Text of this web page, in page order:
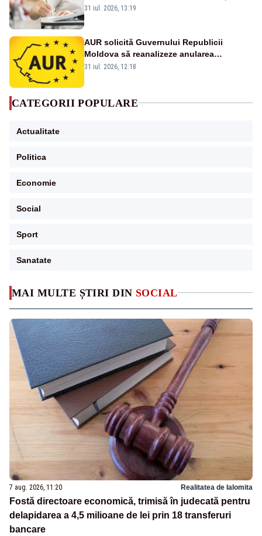
MAI MULTE ȘTIRI DIN SOCIAL
7 aug. 2026, 11:20 Realitatea de Ialomita
Fostă directoare economică, trimisă în judecată pentru
delapidarea a 4,5 milioane de lei prin 18 transferuri
bancare
orale la Limba română
31 iul. 2026, 13:19
AUR solicită Guvernului Republicii
Moldova să reanalizeze anularea
concertului de Ziua Limbii Române
31 iul. 2026, 12:18
CATEGORII POPULARE
Actualitate
Politica
Economie
Social
Sport
Sanatate